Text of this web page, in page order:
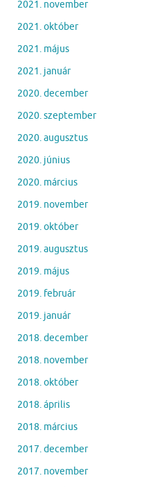
2021. november
2021. október
2021. május
2021. január
2020. december
2020. szeptember
2020. augusztus
2020. június
2020. március
2019. november
2019. október
2019. augusztus
2019. május
2019. február
2019. január
2018. december
2018. november
2018. október
2018. április
2018. március
2017. december
2017. november